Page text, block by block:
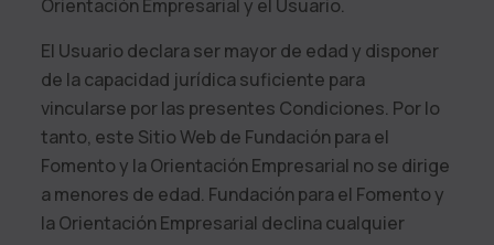
Orientación Empresarialy el Usuario.
El Usuario declara ser mayor de edad y disponer
de la capacidad jurídica suficiente para
vincularse por las presentes Condiciones. Por lo
tanto, este Sitio Web de Fundación para el
Fomento y la Orientación Empresarial no se dirige
a menores de edad. Fundación para el Fomento y
la Orientación Empresarial declina cualquier